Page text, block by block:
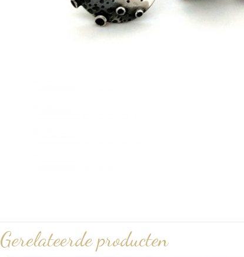
Gerelateerde producten